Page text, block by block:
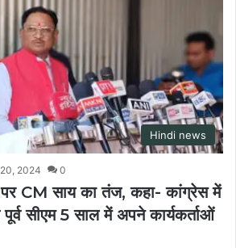
Hindi news
2024 0
पर CM साय का तंज, कहा- कांग्रेस में
सीएम 5 साल में अपने कार्यकर्ताओं